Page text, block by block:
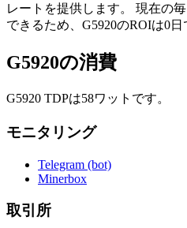
レートを提供します。 現在の
できるため、G5920のROIは0日
G5920の消費
G5920 TDPは58ワットです。
モニタリング
Telegram (bot)
Minerbox
取引所